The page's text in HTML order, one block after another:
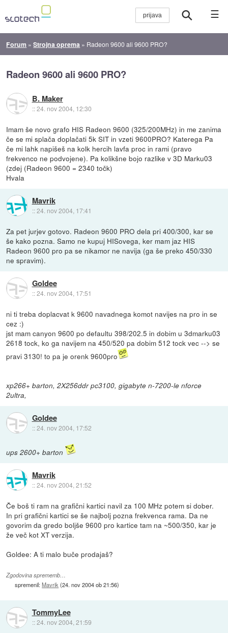
☰
Forum »Strojna oprema » Radeon 9600 ali 9600 PRO?
Radeon 9600 ali 9600 PRO?
B. Maker
::24. nov 2004, 12:30
Imam še novo grafo HIS Radeon 9600 (325/200MHz) in me zanima
če se mi splača doplačati 5k SIT in vzeti 9600PRO? Katerega Pa
če mi lahk napišeš na kolk hercih lavfa proc in rami (pravo
frekvenco ne podvojene). Pa kolikšne bojo razlike v 3D Marku03
(zdej (Radeon 9600 = 2340 točk)
Hvala
Mavrik
::24. nov 2004, 17:41
Za pet jurjev gotovo. Radeon 9600 PRO dela pri 400/300, kar se
še kako pozna. Samo ne kupuj HISovega, ker mam jaz HIS
Radeon 9600 pro pa se nikamor ne navija (ga še preko 450/330
ne spravim).
Goldee
::24. nov 2004, 17:51
ni ti treba doplacvat k 9600 navadnega komot navijes na pro in se
cez :)
jst mam canyon 9600 po defaultu 398/202.5 in dobim u 3dmarku03
2618 tock, ko ga navijem na 450/520 pa dobim 512 tock vec --> se
pravi 3130! to pa je orenk 9600pro
xp266+ barton, 2X256ddr pc3100, gigabyte n-7200-le nforce
2ultra,
Goldee
::24. nov 2004, 17:52
ups 2600+ barton
Mavrik
::24. nov 2004, 21:52
Če boš ti ram na grafični kartici navil za 100 MHz potem si dober.
In pri grafični kartici se še najbolj pozna frekvenca rama. Da ne
govorim da gredo boljše 9600 pro kartice tam na ~500/350, kar je
že več kot XT verzija.
Goldee: A ti malo buče prodajaš?
Zgodovina sprememb…
spremenil:Mavrik (24. nov 2004 ob 21:56)
TommyLee
::24. nov 2004, 21:59